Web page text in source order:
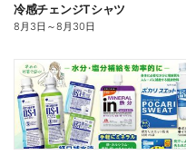
冷感チェンジTシャツ
8月3日 ～8月30日